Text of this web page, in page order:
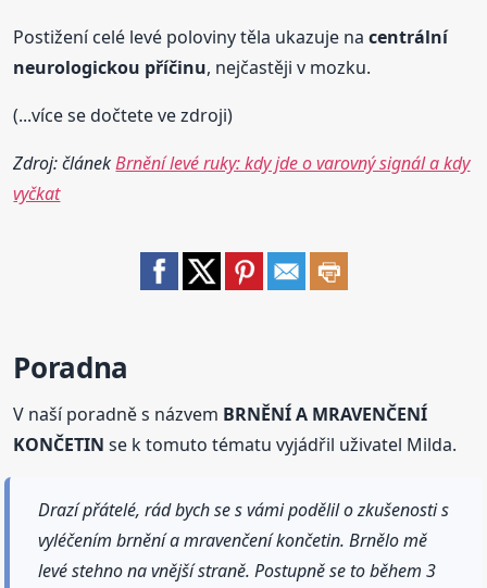
Postižení celé levé poloviny těla ukazuje nacentrální
neurologickou příčinu, nejčastěji v mozku.
(...více se dočtete ve zdroji)
Zdroj: článekBrnění levé ruky: kdy jde o varovný signál a kdy
vyčkat
Poradna
V naší poradně s názvem BRNĚNÍ A MRAVENČENÍ
KONČETIN se k tomuto tématu vyjádřil uživatel Milda.
Drazí přátelé, rád bych se s vámi podělil o zkušenosti s
vyléčením brnění a mravenčení končetin. Brnělo mě
levé stehno na vnější straně. Postupně se to během 3